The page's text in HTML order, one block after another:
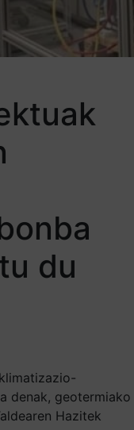
du
denak, geotermiako
Hazitek